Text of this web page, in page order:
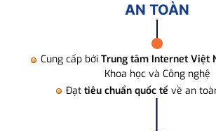
AN TOÀN
Cung cấp bởi Trung tâm Internet Việt
Khoa học và Công nghệ
Đạt tiêu chuẩn quốc tế về an